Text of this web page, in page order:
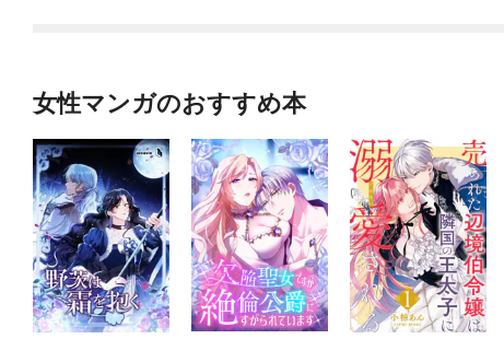
女性マンガのおすすめ本